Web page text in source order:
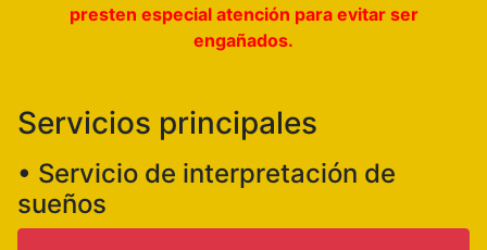
presten especial atención para evitar ser
engañados.
Servicios principales
• Servicio de interpretación de
sueños